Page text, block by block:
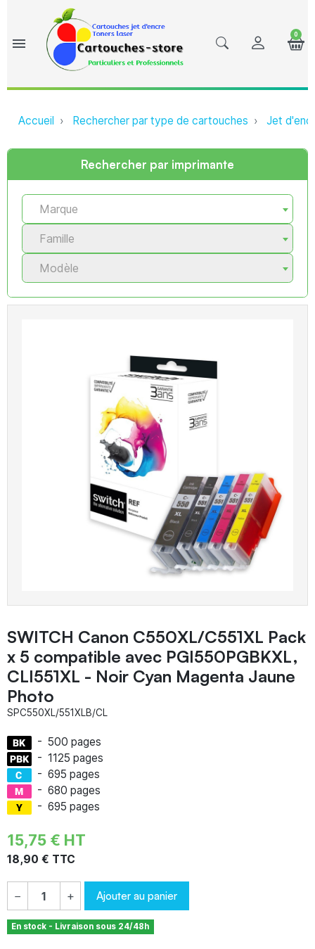
menu
0
Accueil Rechercher par type de cartouches Jet
Rechercher par imprimante
Marque
Famille
Modèle
SWITCH Canon C550XL/C551XL Pack
x 5 compatible avec PGI550PGBKXL,
CLI551XL - Noir Cyan Magenta Jaune
Photo
SPC550XL/551XLB/CL
- 500 pages
- 1125 pages
- 695 pages
- 680 pages
- 695 pages
15,75 € HT
18,90 € TTC
− + Ajouter au panier
En stock - Livraison sous 24/48h